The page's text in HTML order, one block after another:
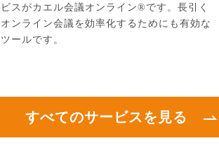
ビスがカエル会議オンライン®です。長引く
オンライン会議を効率化するためにも有効な
ツールです。
すべてのサービスを見る